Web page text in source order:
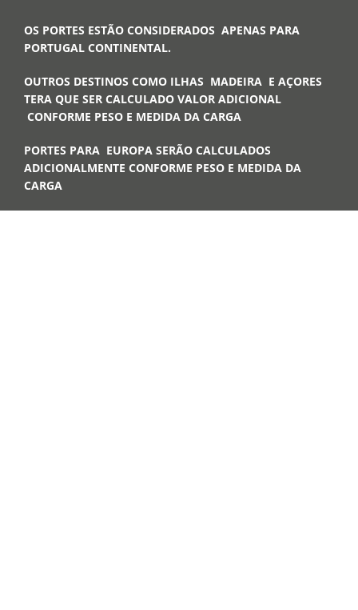
OS PORTES ESTÃO CONSIDERADOS APENAS PARA
PORTUGAL CONTINENTAL.
OUTROS DESTINOS COMO ILHAS MADEIRA E AÇORES
TERA QUE SER CALCULADO VALOR ADICIONAL
CONFORME PESO E MEDIDA DA CARGA
PORTES PARA EUROPA SERÃO CALCULADOS
ADICIONALMENTE CONFORME PESO E MEDIDA DA
CARGA